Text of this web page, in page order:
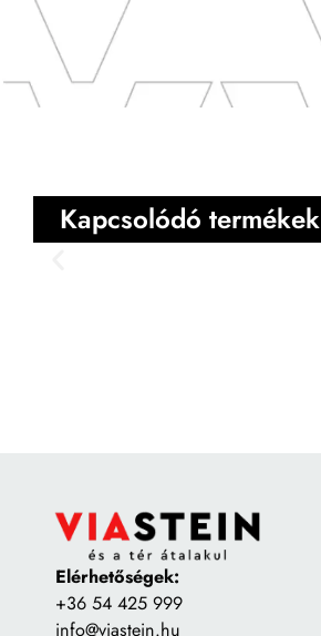
Kapcsolódó termékek
Elérhetőségek:
+36 54 425 999
info@viastein.hu